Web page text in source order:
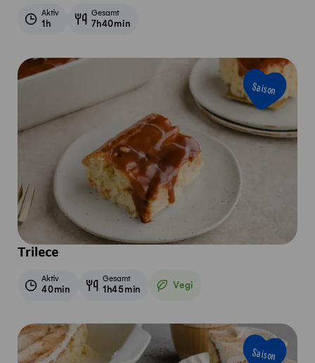
Aktiv
1h
Gesamt
7h40min
Saison
Trilece
Aktiv
40min
Gesamt
1h45min Vegi
Vegetarisch
Saison